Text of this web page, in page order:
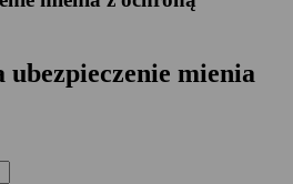
ubezpieczenie mienia